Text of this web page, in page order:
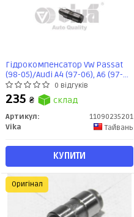
Гідрокомпенсатор VW Passat
(98-05)/Audi A4 (97-06), A6 (97-
05) (11090235201) vika
0 відгуків
235 ₴ склад
Артикул:
11090235201
Vika
Тайвань
КУПИТИ
Оригінал